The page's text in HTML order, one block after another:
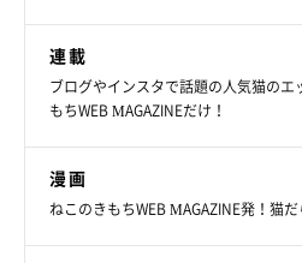
連載
ブログやインスタで話題の人気猫の
もちWEB MAGAZINEだけ！
漫画
ねこのきもちWEB MAGAZINE発！猫